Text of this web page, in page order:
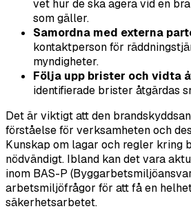
vet hur de ska agera vid en
som gäller.
Samordna med externa
kontaktperson för
myndigheter.
Följa upp brister och vidta
identifierade brister åtgärdas
Det är viktigt att den
förståelse för verksamheten och
Kunskap om lagar och regler kring
nödvändigt. Ibland kan det vara
inom BAS-P
arbetsmiljöfrågor för att få en
säkerhetsarbetet.